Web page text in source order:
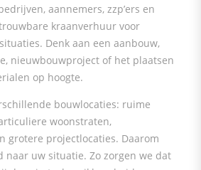
aannemers, zzp’ers en
kraanverhuur voor
Denk aan een aanbouw,
nieuwbouwproject of het plaatsen
op hoogte.
bouwlocaties: ruime
woonstraten,
grotere projectlocaties. Daarom
naar uw situatie. Zo zorgen we dat